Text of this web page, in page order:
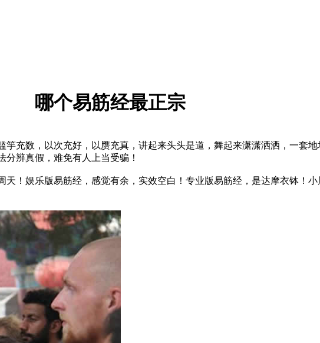
哪个易筋经最正宗
数，以次充好，以赝充真，讲起来头头是道，舞起来潇潇洒洒，一套
辨真假，难免有人上当受骗！
娱乐版易筋经，感觉有余，实效空白！专业版易筋经，是达摩衣钵！